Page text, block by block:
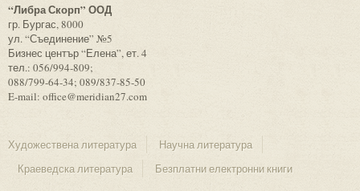
“Либра Скорп” ООД
гр. Бургас, 8000
ул. “Съединение” №5
Бизнес център “Елена”, ет. 4
тел.: 056/994-809;
088/799-64-34; 089/837-85-50
E-mail: office@meridian27.com
Художествена литература
Научна литература
Краеведска литература
Безплатни електронни книги